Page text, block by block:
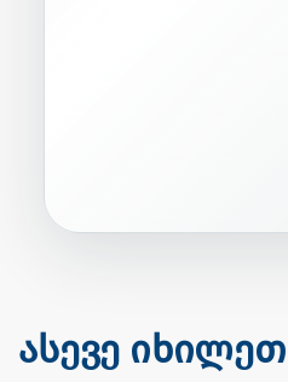
ასევე იხილეთ